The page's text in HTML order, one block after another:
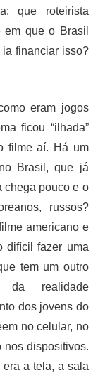
que roteirista
em que o Brasil
financiar isso?
eram jogos
ficou “ilhada”
filme aí. Há um
Brasil, que já
chega pouco e o
russos?
americano e
difícil fazer uma
tem um outro
realidade
dos jovens do
no celular, no
nos dispositivos.
era a tela, a sala